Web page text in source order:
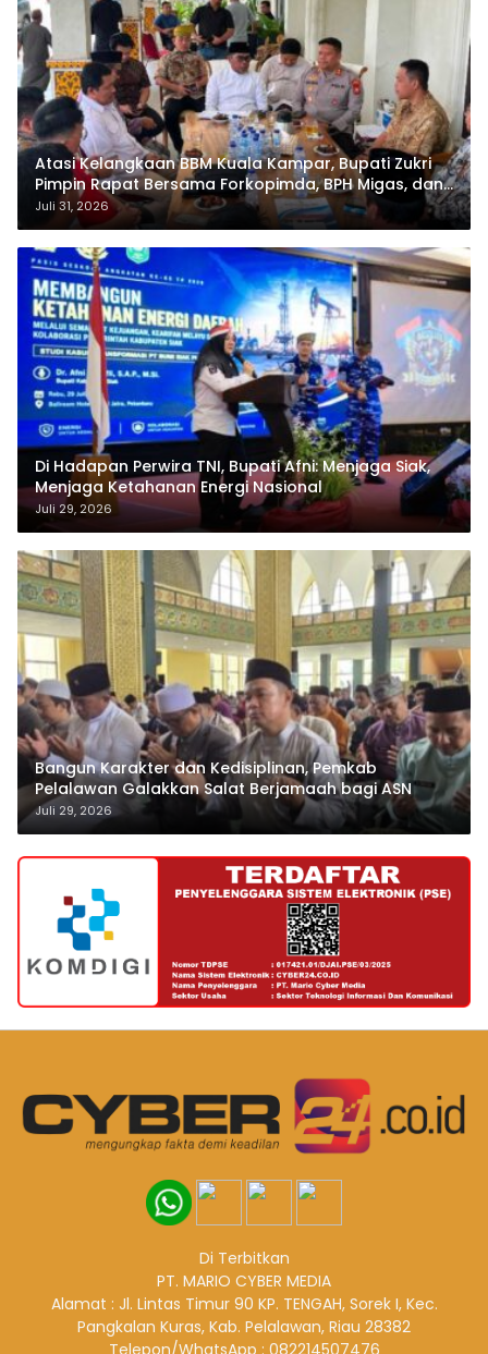
Atasi Kelangkaan BBM Kuala Kampar, Bupati Zukri
Pimpin Rapat Bersama Forkopimda, BPH Migas, dan
Pertamina
Juli 31, 2026
Di Hadapan Perwira TNI, Bupati Afni: Menjaga Siak,
Menjaga Ketahanan Energi Nasional
Juli 29, 2026
Bangun Karakter dan Kedisiplinan, Pemkab
Pelalawan Galakkan Salat Berjamaah bagi ASN
Juli 29, 2026
Di Terbitkan
PT. MARIO CYBER MEDIA
Alamat : Jl. Lintas Timur 90 KP. TENGAH, Sorek I, Kec.
Pangkalan Kuras, Kab. Pelalawan, Riau 28382